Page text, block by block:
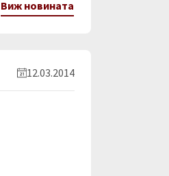
Виж новината
12.03.2014